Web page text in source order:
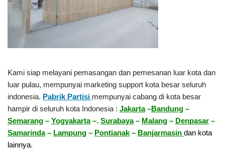
Kami siap melayani pemasangan dan pemesanan luar kota dan
luar pulau, mempunyai marketing support kota besar seluruh
indonesia. Pabrik Partisi mempunyai cabang di kota besar
hampir di seluruh kota Indonesia : Jakarta–Bandung –
Semarang – Yogyakarta–. Surabaya– Malang – Denpasar –
Samarinda– Lampung – Pontianak – Banjarmasin dan kota
lainnya.